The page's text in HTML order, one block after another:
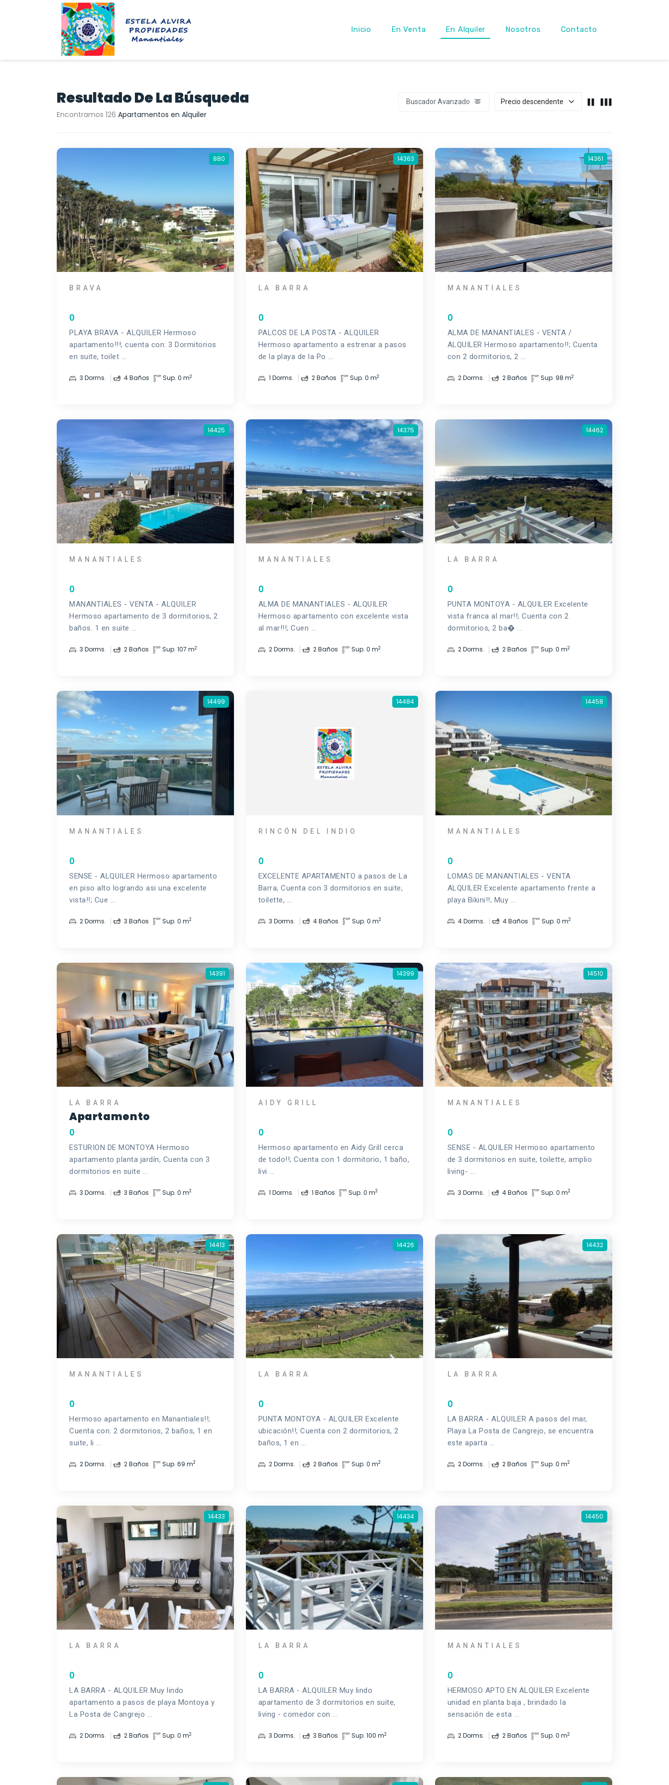
Inicio En Venta En Alquiler Nosotros Contacto
Resultado De La Búsqueda
Encontramos 126 Apartamentos en Alquiler
Buscador Avanzado
880
BRAVA
0
PLAYA BRAVA - ALQUILER Hermoso
apartamento!!!; cuenta con: 3 Dormitorios
en suite, toilet ...
3 Dorms. 4 Baños Sup. 0 m2
14363
LA BARRA
0
PALCOS DE LA POSTA - ALQUILER
Hermoso apartamento a estrenar a pasos
de la playa de la Po ...
1 Dorms. 2 Baños Sup. 0 m2
14361
MANANTIALES
0
ALMA DE MANANTIALES - VENTA /
ALQUILER Hermoso apartamento!!; Cuenta
con 2 dormitorios, 2 ...
2 Dorms. 2 Baños Sup. 98 m2
14425
MANANTIALES
0
MANANTIALES - VENTA - ALQUILER
Hermoso apartamento de 3 dormitorios, 2
baños. 1 en suite ...
3 Dorms. 2 Baños Sup. 107 m2
14375
MANANTIALES
0
ALMA DE MANANTIALES - ALQUILER
Hermoso apartamento con excelente vista
al mar!!!; Cuen ...
2 Dorms. 2 Baños Sup. 0 m2
14462
LA BARRA
0
PUNTA MONTOYA - ALQUILER Excelente
vista franca al mar!!; Cuenta con 2
dormitorios, 2 ba� ...
2 Dorms. 2 Baños Sup. 0 m2
14499
MANANTIALES
0
SENSE - ALQUILER Hermoso apartamento
en piso alto logrando asi una excelente
vista!!; Cue ...
2 Dorms. 3 Baños Sup. 0 m2
14484
RINCÓN DEL INDIO
0
EXCELENTE APARTAMENTO a pasos de La
Barra; Cuenta con 3 dormitorios en suite,
toilette, ...
3 Dorms. 4 Baños Sup. 0 m2
14458
MANANTIALES
0
LOMAS DE MANANTIALES - VENTA
ALQUILER Excelente apartamento frente a
playa Bikini!!; Muy ...
4 Dorms. 4 Baños Sup. 0 m2
14391
LA BARRA
Apartamento
0
ESTURION DE MONTOYA Hermoso
apartamento planta jardín, Cuenta con 3
dormitorios en suite ...
3 Dorms. 3 Baños Sup. 0 m2
14399
AIDY GRILL
0
Hermoso apartamento en Aidy Grill cerca
de todo!!; Cuenta con 1 dormitorio, 1 baño,
livi ...
1 Dorms. 1 Baños Sup. 0 m2
14510
MANANTIALES
0
SENSE - ALQUILER Hermoso apartamento
de 3 dormitorios en suite, toilette, amplio
living- ...
3 Dorms. 4 Baños Sup. 0 m2
14413
MANANTIALES
0
Hermoso apartamento en Manantiales!!;
Cuenta con: 2 dormitorios, 2 baños, 1 en
suite, li ...
2 Dorms. 2 Baños Sup. 69 m2
14426
LA BARRA
0
PUNTA MONTOYA - ALQUILER Excelente
ubicación!!; Cuenta con 2 dormitorios, 2
baños, 1 en ...
2 Dorms. 2 Baños Sup. 0 m2
14432
LA BARRA
0
LA BARRA - ALQUILER A pasos del mar,
Playa La Posta de Cangrejo, se encuentra
este aparta ...
2 Dorms. 2 Baños Sup. 0 m2
14433
LA BARRA
0
LA BARRA - ALQUILER Muy lindo
apartamento a pasos de playa Montoya y
La Posta de Cangrejo ...
2 Dorms. 2 Baños Sup. 0 m2
14434
LA BARRA
0
LA BARRA - ALQUILER Muy lindo
apartamento de 3 dormitorios en suite,
living - comedor con ...
3 Dorms. 3 Baños Sup. 100 m2
14450
MANANTIALES
0
HERMOSO APTO EN ALQUILER Excelente
unidad en planta baja , brindado la
sensación de esta ...
2 Dorms. 2 Baños Sup. 0 m2